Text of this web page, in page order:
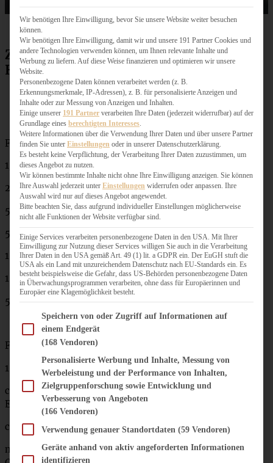
Zutaten winterlicher Spekulatius-
Hefekuchen mit Marmelade
Für eine Springform von 26 cm Durchmesser:
1/2 Würfel Hefe (20 g)
250 ml lauwarme Milch
50 g Zucker
550 g Mehl
1 Ei
1 Prise Salz
50 g weiche Butter
Für die Füllung:
100 g Frischkäse
ca. 200 gWeihnachtsmarmeladeoder eine Marmelade
Eurer Wahl
ca. 5 – 6 Spekulatius-Kekse
nach Belieben gerne noch eine Handvoll halbierte
Wir benötigen Ihre Einwilligung, bevor Sie unsere Website weiter besuchen
können.
Wir benötigen Ihre Einwilligung, damit wir und unsere 191 Partner Cookies und
andere Technologien verwenden können, um Ihnen relevante Inhalte und
Werbung zu liefern. Auf diese Weise finanzieren und optimieren wir unsere
Website.
Personenbezogene Daten können verarbeitet werden (z. B.
Erkennungsmerkmale, IP-Adressen), z. B. für personalisierte Anzeigen und
Inhalte oder zur Messung von Anzeigen und Inhalten.
Einige unserer 191 Partner verarbeiten Ihre Daten (jederzeit widerrufbar) auf der
Grundlage eines berechtigten Interesses
Weitere Informationen über die Verwendung Ihrer Daten und über unsere Partner
finden Sie unter Einstellungen oder in unserer Datenschutzerklärung.
Es besteht keine Verpflichtung, der Verarbeitung Ihrer Daten zuzustimmen, um
dieses Angebot zu nutzen.
Wir können bestimmte Inhalte nicht ohne Ihre Einwilligung anzeigen. Sie können
Ihre Auswahl jederzeit unter Einstellungen widerrufen oder anpassen. Ihre
Auswahl wird nur auf dieses Angebot angewendet.
Bitte beachten Sie, dass aufgrund individueller Einstellungen möglicherweise
nicht alle Funktionen der Website verfügbar sind.
Einige Services verarbeiten personenbezogene Daten in den USA. Mit Ihrer
Einwilligung zur Nutzung dieser Services willigen Sie auch in die Verarbeitung
Ihrer Daten in den USA gemäß Art. 49 (1) lit. a GDPR ein. Der EuGH stuft die
USA als ein Land mit unzureichendem Datenschutz nach EU-Standards ein. Es
besteht beispielsweise die Gefahr, dass US-Behörden personenbezogene Daten
in Überwachungsprogrammen verarbeiten, ohne dass für Europäerinnen und
Europäer eine Klagemöglichkeit besteht.
Im Folgenden finden Sie eine Liste der Zwecke des IAB Transparency and Consent
Speichern von oder Zugriff auf Informationen auf
einem Endgerät
(168 Vendoren)
Personalisierte Werbung und Inhalte, Messung von
Werbeleistung und der Performance von Inhalten,
Zielgruppenforschung sowie Entwicklung und
Verbesserung von Angeboten
(166 Vendoren)
Verwendung genauer Standortdaten (59 Vendoren)
Geräte anhand von aktiv angeforderten Informationen
identifizieren